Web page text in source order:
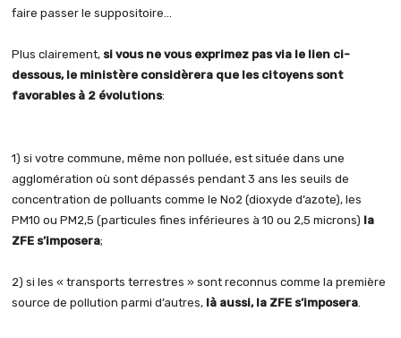
faire passer le suppositoire…
Plus clairement, si vous ne vous exprimez pas via le lien ci-
dessous, le ministère considèrera que les citoyens sont
favorables à 2 évolutions:
1) si votre commune, même non polluée, est située dans une
agglomération où sont dépassés pendant 3 ans les seuils de
concentration de polluants comme le No2 (dioxyde d’azote), les
PM10 ou PM2,5 (particules fines inférieures à 10 ou 2,5 microns) la
ZFE s’imposera;
2) si les « transports terrestres » sont reconnus comme la première
source de pollution parmi d’autres, là aussi, la ZFE s’imposera.